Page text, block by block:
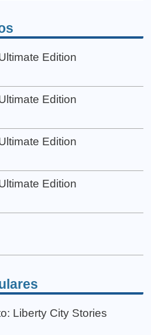
Edition
Edition
Edition
Edition
Liberty City Stories